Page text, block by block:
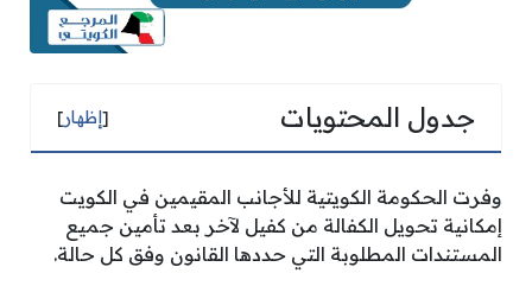
جدول المحتويات [إظهار]
وفرت الحكومة الكويتية للأجانب المقيمين في الكويت
إمكانية تحويل الكفالة من كفيل لآخر بعد تأمين جميع
المستندات المطلوبة التي حددها القانون وفق كل حالة.